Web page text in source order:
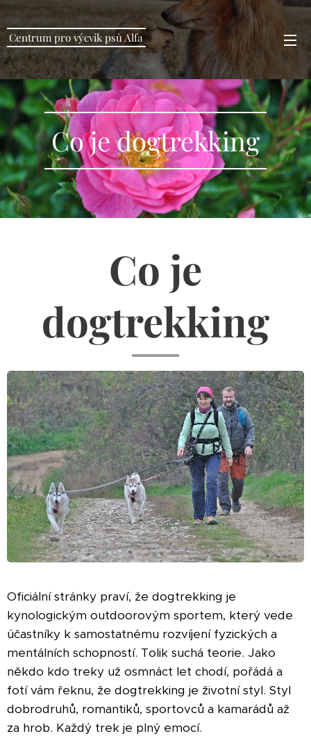
Centrum pro výcvik psů Alfa
Co je dogtrekking
Co je
dogtrekking
Oficiální stránky praví, že dogtrekking je
kynologickým outdoorovým sportem, který vede
účastníky k samostatnému rozvíjení fyzických a
mentálních schopností. Tolik suchá teorie. Jako
někdo kdo treky už osmnáct let chodí, pořádá a
fotí vám řeknu, že dogtrekking je životní styl. Styl
dobrodruhů, romantiků, sportovců a kamarádů až
za hrob. Každý trek je plný emocí.